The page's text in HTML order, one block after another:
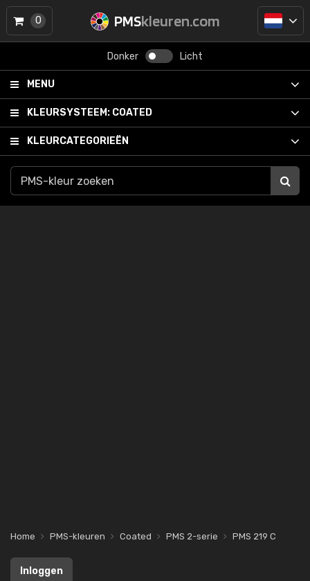
PMSkleuren.com
Donker Licht
MENU
KLEURSYSTEEM: COATED
KLEURCATEGORIEËN
0
Home PMS-kleuren Coated PMS 2-serie PMS 219 C
Inloggen